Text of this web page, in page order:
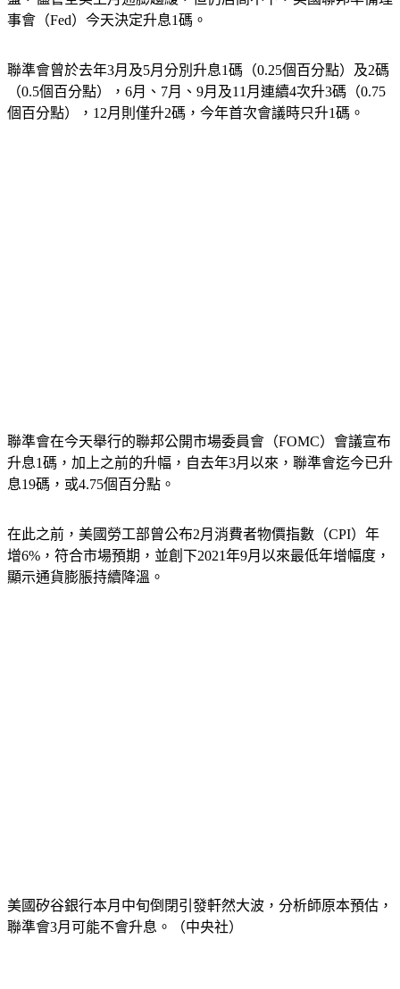
盪，儘管全美上月通膨趨緩，但仍居高不下，美國聯邦準備理
聯準會曾於去年3月及5月分別升息1碼（0.25個百分點）及2碼
（0.5個百分點），6月、7月、9月及11月連續4次升3碼（0.75
聯準會在今天舉行的聯邦公開市場委員會（FOMC）會議宣布
升息1碼，加上之前的升幅，自去年3月以來，聯準會迄今已升
在此之前，美國勞工部曾公布2月消費者物價指數（CPI）年
增6%，符合市場預期，並創下2021年9月以來最低年增幅度，
美國矽谷銀行本月中旬倒閉引發軒然大波，分析師原本預估，